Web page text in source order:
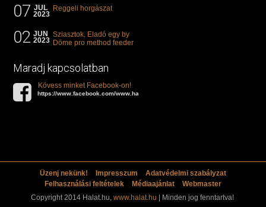
07 JUL
2023
Reggeli horgászat
02 JUN
2023
Sziasztok. Eladó egy by
Döme pro method feeder
Maradj kapcsolatban
Kövess minket Facebook-on!
https://www.facebook.com/www.halat.hu
Üzenj nekünk! Impresszum
Adatvédelmi szabályzat
Felhasználási feltételek
Médiaajánlat
Webmaster
Copyright 2014 Halat.hu, www.halat.hu | Minden jog fenntartva!